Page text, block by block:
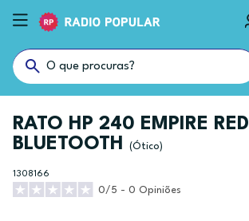
RATO HP 240 EMPIRE RED
BLUETOOTH
(Ótico)
1308166
0/5 - 0 Opiniões